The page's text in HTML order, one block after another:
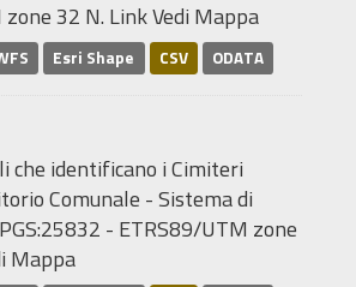
32 N. Link Vedi Mappa
Esri Shape CSV ODATA
che identificano i Cimiteri
Comunale - Sistema di
- ETRS89/UTM zone
Mappa